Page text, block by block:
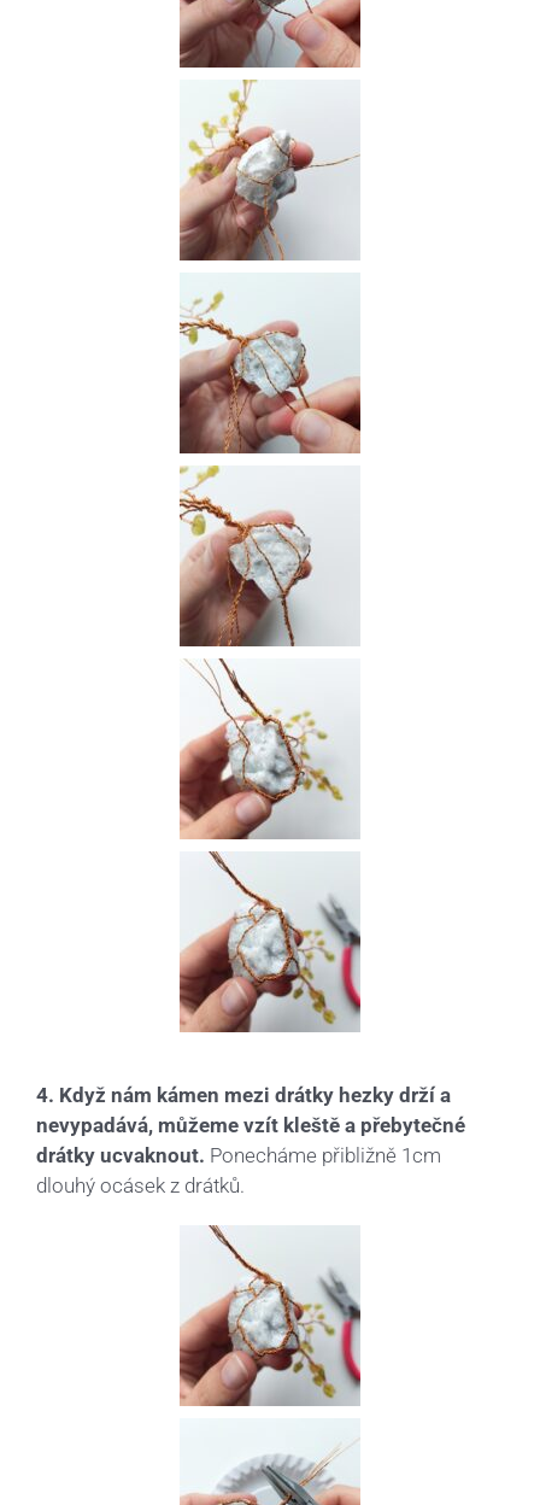
4. Když nám kámen mezi drátky hezky drží a
nevypadává, můžeme vzít kleště a přebytečné
drátky ucvaknout. Ponecháme přibližně 1cm
dlouhý ocásek z drátků.